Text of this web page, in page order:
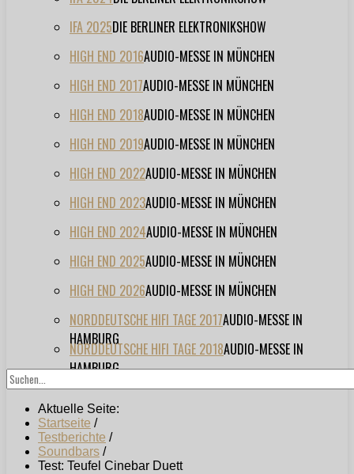
IFA 2025DIE BERLINER ELEKTRONIKSHOW
HIGH END 2016AUDIO-MESSE IN MÜNCHEN
HIGH END 2017AUDIO-MESSE IN MÜNCHEN
HIGH END 2018AUDIO-MESSE IN MÜNCHEN
HIGH END 2019AUDIO-MESSE IN MÜNCHEN
HIGH END 2022AUDIO-MESSE IN MÜNCHEN
HIGH END 2023AUDIO-MESSE IN MÜNCHEN
HIGH END 2024AUDIO-MESSE IN MÜNCHEN
HIGH END 2025AUDIO-MESSE IN MÜNCHEN
HIGH END 2026AUDIO-MESSE IN MÜNCHEN
NORDDEUTSCHE HIFI TAGE 2017AUDIO-MESSE IN
HAMBURG
NORDDEUTSCHE HIFI TAGE 2018AUDIO-MESSE IN
HAMBURG
Aktuelle Seite:
Startseite /
Testberichte /
Soundbars /
Test: Teufel Cinebar Duett